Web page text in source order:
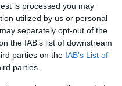
is processed you may
utilized by us or personal
separately opt-out of the
the IAB’s list of downstream
parties on the IAB’s List of
parties.